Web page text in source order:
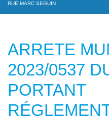
RUE MARC SEGUIN
ARRETE
2023/0537
PORTANT